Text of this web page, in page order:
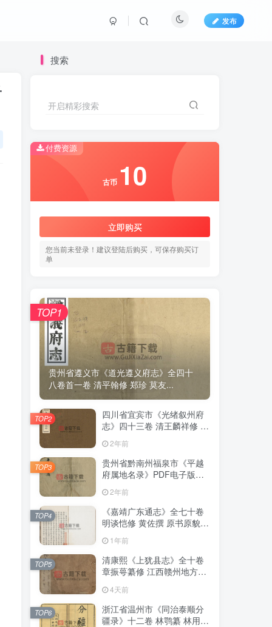
发布
搜索
开启精彩搜索
付费资源
古币 10
立即购买
您当前未登录！建议登陆后购买，可保存购买订
单
贵州省遵义市《道光遵义府志》全四十
八卷首一卷 清平翰修 郑珍 莫友...
TOP1
四川省宜宾市《光绪叙州府
志》四十三卷 清王麟祥修 邱
晋成纂PDF电子版地方志下
载2年前
TOP2
贵州省黔南州福泉市《平越
府属地名录》PDF电子版地
方志下载
2年前
TOP3
《嘉靖广东通志》全七十卷
明谈恺修 黄佐撰 原书原貌高
清PDF电子版地方志下载
1年前
TOP4
清康熙《上犹县志》全十卷
章振萼纂修 江西赣州地方志
4天前
TOP5
浙江省温州市《同治泰顺分
疆录》十二卷 林鹗纂 林用霖
TOP6
开启精彩搜索
古币 10
立即购买
您当前未登录！建议登陆后购买，可保存购买订
单
贵州省遵义市《道光遵义府志》全四十
八卷首一卷 清平翰修 郑珍 莫友...
TOP1
四川省宜宾市《光绪叙州府
志》四十三卷 清王麟祥修 邱
晋成纂PDF电子版地方志下
载2年前
TOP2
贵州省黔南州福泉市《平越
府属地名录》PDF电子版地
方志下载
2年前
TOP3
《嘉靖广东通志》全七十卷
明谈恺修 黄佐撰 原书原貌高
清PDF电子版地方志下载
1年前
TOP4
清康熙《上犹县志》全十卷
章振萼纂修 江西赣州地方志
4天前
TOP5
浙江省温州市《同治泰顺分
疆录》十二卷 林鹗纂 林用霖
TOP6